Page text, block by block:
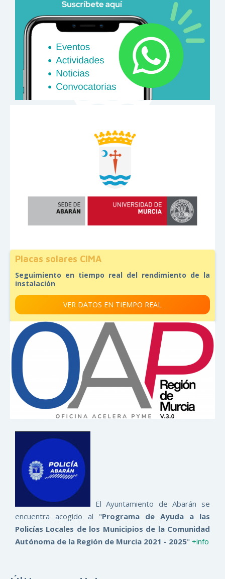
Placas solares CIMA
Seguimiento en tiempo real del rendimiento de la
instalación
VER DATOS EN TIEMPO REAL
El Ayuntamiento de Abarán se
encuentra acogido al "Programa de Ayuda a las
Policías Locales de los Municipios de la Comunidad
Autónoma de la Región de Murcia 2021 - 2025" +info